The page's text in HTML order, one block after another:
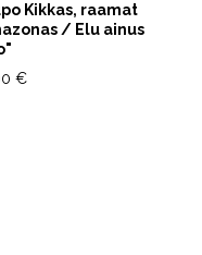
Kikkas, raamat
/ Elu ainus
€